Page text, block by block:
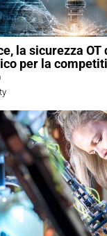
la sicurezza OT
per la